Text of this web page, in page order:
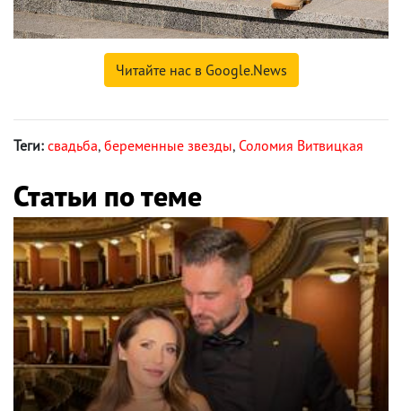
Читайте нас в Google.News
Теги: свадьба, беременные звезды, Соломия Витвицкая
Статьи по теме